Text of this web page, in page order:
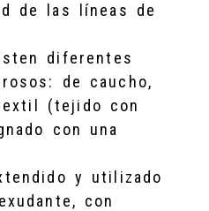
de las líneas de
diferentes
de caucho,
(tejido con
con una
y utilizado
con